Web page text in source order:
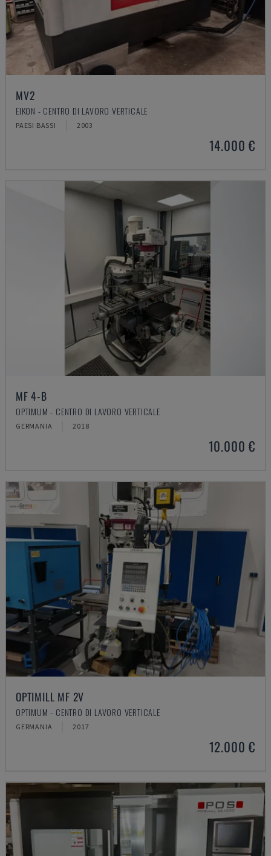
MV2
EIKON - CENTRO DI LAVORO VERTICALE
PAESI BASSI 2003
14.000 €
MF 4-B
OPTIMUM - CENTRO DI LAVORO VERTICALE
GERMANIA 2018
10.000 €
OPTIMILL MF 2V
OPTIMUM - CENTRO DI LAVORO VERTICALE
GERMANIA 2017
12.000 €